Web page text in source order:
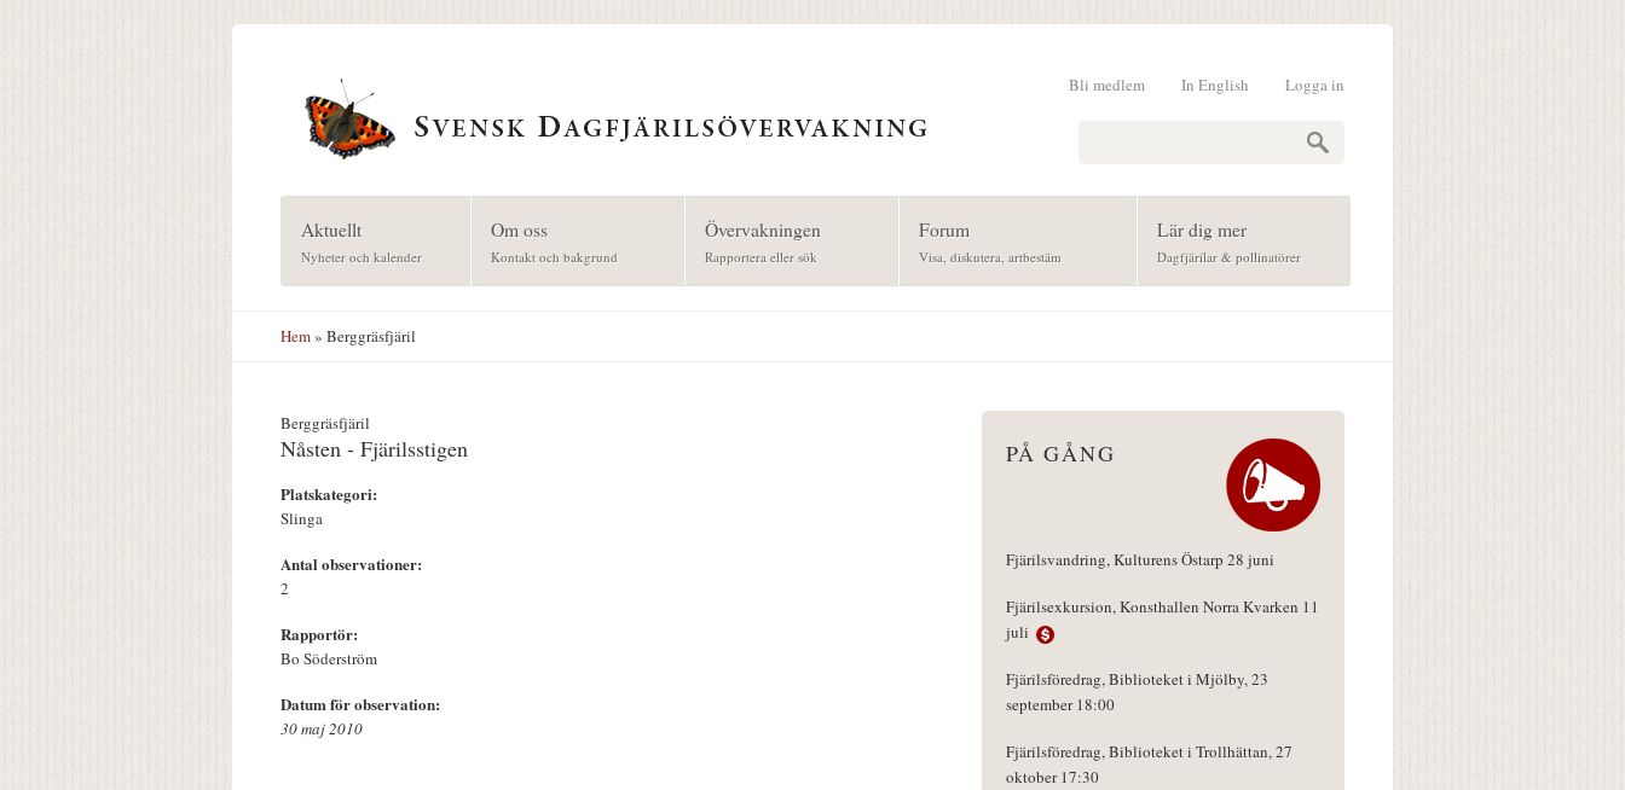
Logga in
In English
Bli medlem
Aktuellt
Nyheter och kalender
Om oss
Kontakt och bakgrund
Övervakningen
Rapportera eller sök
Forum
Visa, diskutera, artbestäm
Lär dig mer
Dagfjärilar & pollinatörer
Hem» Berggräsfjäril
Berggräsfjäril
Nåsten - Fjärilsstigen
Platskategori:
Slinga
Antal observationer:
2
Rapportör:
Bo Söderström
Datum för observation:
30 maj 2010
PÅ GÅNG
Fjärilsvandring, Kulturens Östarp 28 juni
Fjärilsexkursion, Konsthallen Norra Kvarken 11
juli
Fjärilsföredrag, Biblioteket i Mjölby, 23
september 18:00
Fjärilsföredrag, Biblioteket i Trollhättan, 27
oktober 17:30